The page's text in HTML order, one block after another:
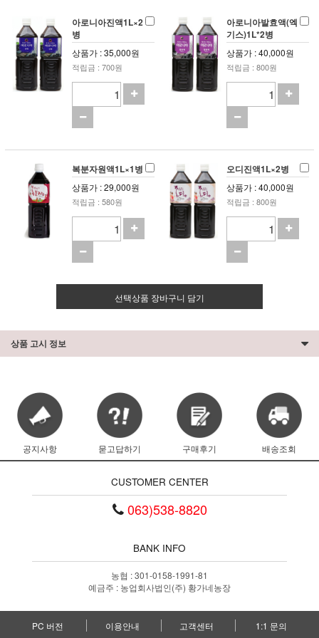
아로니아진액1L×2
병
상품가 : 35,000원
적립금 : 700원
아로니아발효액(엑
기스)1L*2병
상품가 : 40,000원
적립금 : 800원
복분자원액1L×1병
상품가 : 29,000원
적립금 : 580원
오디진액1L×2병
상품가 : 40,000원
적립금 : 800원
선택상품 장바구니 담기
상품 고시 정보
공지사항 묻고답하기 구매후기 배송조회
CUSTOMER CENTER
063)538-8820
BANK INFO
농협 : 301-0158-1991-81
예금주 : 농업회사법인(주) 황가네농장
PC 버전 이용안내 고객센터 1:1 문의